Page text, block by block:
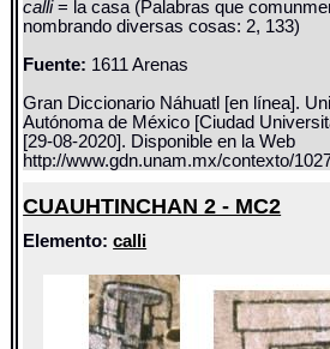
calli= la casa (Palabras que
nombrando diversas cosas: 2, 133)
Fuente: 1611 Arenas
Gran Diccionario Náhuatl [en línea].
Autónoma de México [Ciudad
[29-08-2020]. Disponible en la Web
http://www.gdn.unam.mx/contexto/
CUAUHTINCHAN 2 - MC2
Elemento:calli